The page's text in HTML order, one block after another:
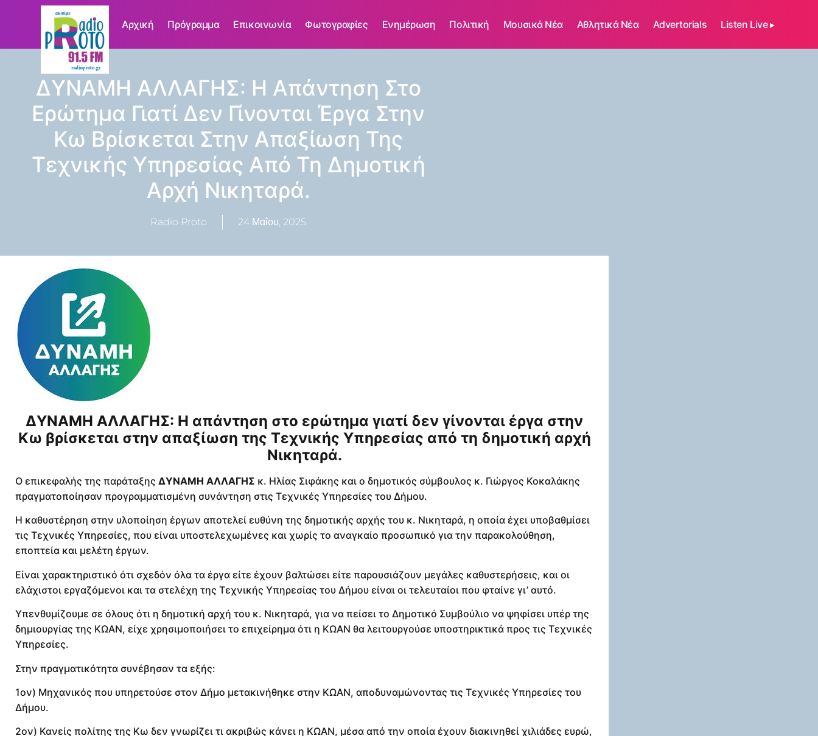
Αρχική Πρόγραμμα Επικοινωνία Φωτογραφίες Ενημέρωση Πολιτική Μουσικά Νέα Αθλητικά Νέα Advertorials Listen Live ▸
ΔΥΝΑΜΗ ΑΛΛΑΓΗΣ: Η Απάντηση Στο
Ερώτημα Γιατί Δεν Γίνονται Έργα Στην
Κω Βρίσκεται Στην Απαξίωση Της
Τεχνικής Υπηρεσίας Από Τη Δημοτική
Αρχή Νικηταρά.
Radio Proto 24 Μαΐου, 2025
ΔΥΝΑΜΗ ΑΛΛΑΓΗΣ: Η απάντηση στο ερώτημα γιατί δεν γίνονται έργα στην
Κω βρίσκεται στην απαξίωση της Τεχνικής Υπηρεσίας από τη δημοτική αρχή
Νικηταρά.
Ο επικεφαλής της παράταξης ΔΥΝΑΜΗ ΑΛΛΑΓΗΣ κ. Ηλίας Σιφάκης και ο δημοτικός σύμβουλος κ. Γιώργος Κοκαλάκης
πραγματοποίησαν προγραμματισμένη συνάντηση στις Τεχνικές Υπηρεσίες του Δήμου.
Η καθυστέρηση στην υλοποίηση έργων αποτελεί ευθύνη της δημοτικής αρχής του κ. Νικηταρά, η οποία έχει υποβαθμίσει
τις Τεχνικές Υπηρεσίες, που είναι υποστελεχωμένες και χωρίς το αναγκαίο προσωπικό για την παρακολούθηση,
εποπτεία και μελέτη έργων.
Είναι χαρακτηριστικό ότι σχεδόν όλα τα έργα είτε έχουν βαλτώσει είτε παρουσιάζουν μεγάλες καθυστερήσεις, και οι
ελάχιστοι εργαζόμενοι και τα στελέχη της Τεχνικής Υπηρεσίας του Δήμου είναι οι τελευταίοι που φταίνε γι’ αυτό.
Υπενθυμίζουμε σε όλους ότι η δημοτική αρχή του κ. Νικηταρά, για να πείσει το Δημοτικό Συμβούλιο να ψηφίσει υπέρ της
δημιουργίας της ΚΩΑΝ, είχε χρησιμοποιήσει το επιχείρημα ότι η ΚΩΑΝ θα λειτουργούσε υποστηρικτικά προς τις Τεχνικές
Υπηρεσίες.
Στην πραγματικότητα συνέβησαν τα εξής:
1ον) Μηχανικός που υπηρετούσε στον Δήμο μετακινήθηκε στην ΚΩΑΝ, αποδυναμώνοντας τις Τεχνικές Υπηρεσίες του
Δήμου.
2ον) Κανείς πολίτης της Κω δεν γνωρίζει τι ακριβώς κάνει η ΚΩΑΝ, μέσα από την οποία έχουν διακινηθεί χιλιάδες ευρώ,